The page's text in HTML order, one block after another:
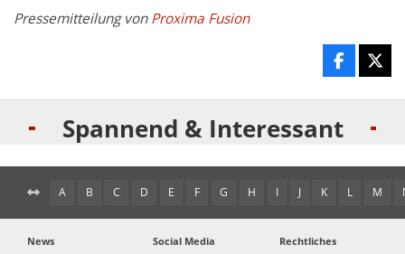
Pressemitteilung vonProxima Fusion
Spannend & Interessant
A B C D E F G H I J K L M
News Social Media Rechtliches